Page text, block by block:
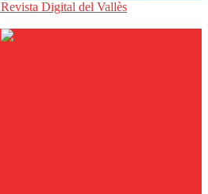
Revista Digital del Vallès